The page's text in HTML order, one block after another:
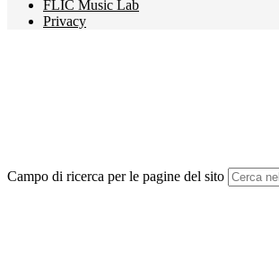
FLIC Music Lab
Privacy
Campo di ricerca per le pagine del sito